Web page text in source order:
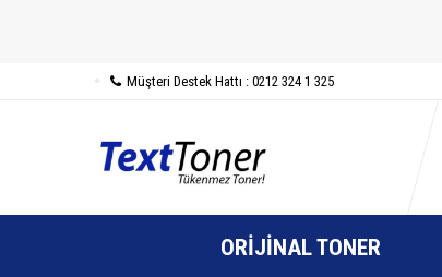
Müşteri Destek Hattı : 0212 324 1 325
ORIJINAL TONER